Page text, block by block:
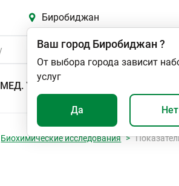
Биробиджан
МЕД. УСЛУГИ
Ваш город Биробиджан?
От выбора города зависит
услуг
Да Нет
Биохимические исследования